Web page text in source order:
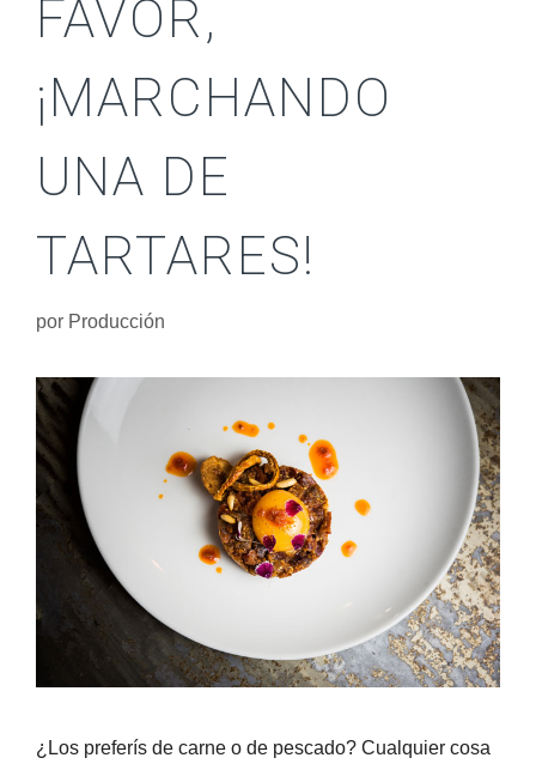
FAVOR,
¡MARCHANDO
UNA DE
TARTARES!
por Producción
¿Los preferís de carne o de pescado? Cualquier cosa